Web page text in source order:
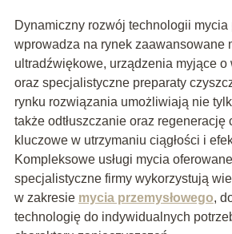
Dynamiczny rozwój technologii mycia
wprowadza na rynek zaawansowane
ultradźwiękowe, urządzenia myjące o
oraz specjalistyczne preparaty
rynku rozwiązania umożliwiają nie
także odtłuszczanie oraz regenerację
kluczowe w utrzymaniu ciągłości i
Kompleksowe usługi mycia
specjalistyczne firmy wykorzystują
w zakresie mycia przemysłowego,
technologię do indywidualnych